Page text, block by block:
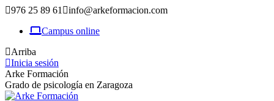
976 25 89 61
info@arkeformacion.com
Campus online
Arriba
Inicia sesión
Arke Formación
Grado de psicología en Zaragoza